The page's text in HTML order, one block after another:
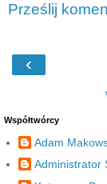
Prześlij
‹
Współtwórcy
Adam
Administrator